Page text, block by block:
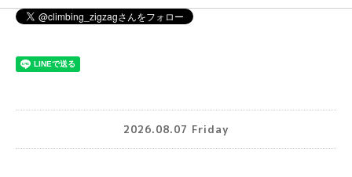
2026.08.07 Friday